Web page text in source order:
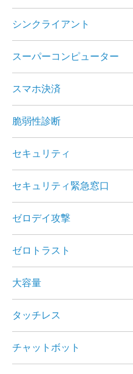
シンクライアント
スーパーコンピューター
スマホ決済
脆弱性診断
セキュリティ
セキュリティ緊急窓口
ゼロデイ攻撃
ゼロトラスト
大容量
タッチレス
チャットボット